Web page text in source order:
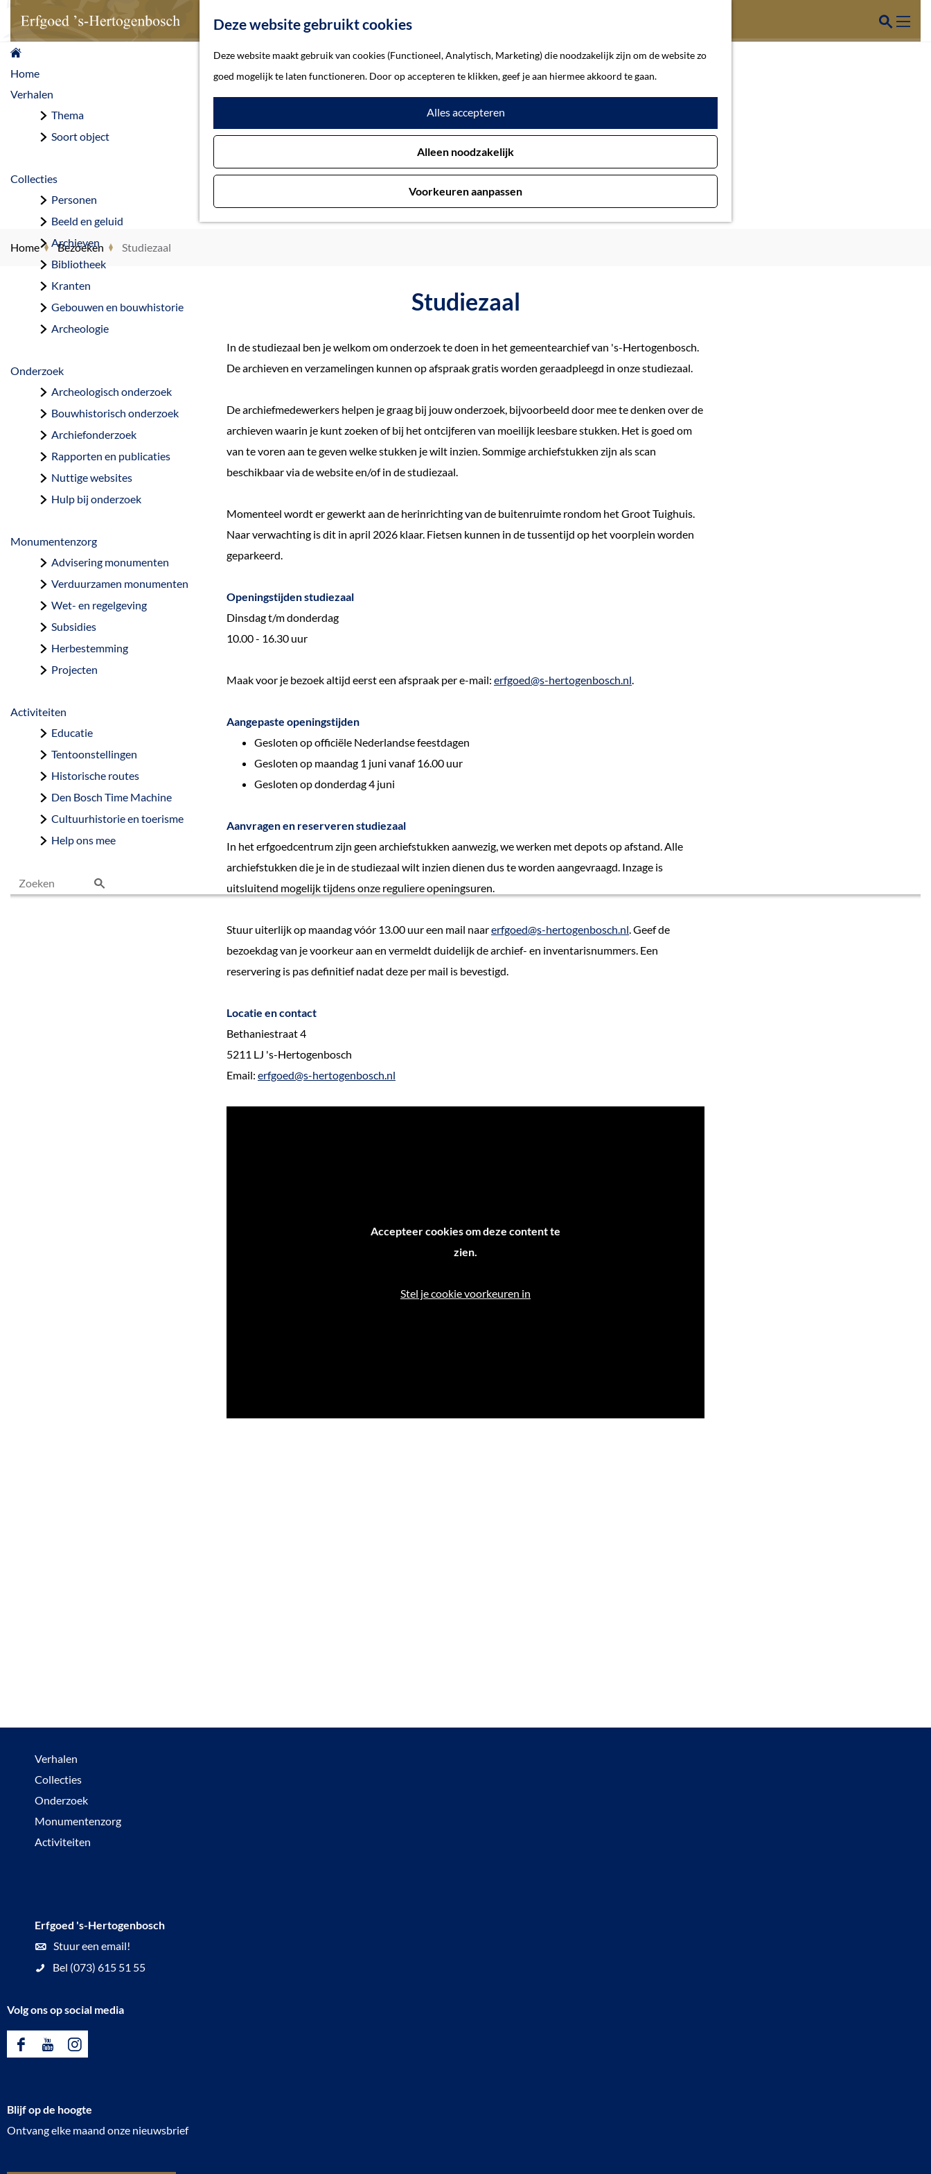
Deze website gebruikt cookies
Deze website maakt gebruik van cookies (Functioneel, Analytisch, Marketing) die noodzakelijk zijn om de website zo
goed mogelijk te laten functioneren. Door op accepteren te klikken, geef je aan hiermee akkoord te gaan.
Alles accepteren
Alleen noodzakelijk
Voorkeuren aanpassen
G
a
n
d
Z
oM
Home
Verhalen
Thema
Soort object
Collecties
Personen
Beeld en geluid
Archieven
Bibliotheek
Kranten
Gebouwen en bouwhistorie
Archeologie
Onderzoek
Archeologisch onderzoek
Bouwhistorisch onderzoek
Archiefonderzoek
Rapporten en publicaties
Nuttige websites
Hulp bij onderzoek
Monumentenzorg
Advisering monumenten
Verduurzamen monumenten
Wet- en regelgeving
Subsidies
Herbestemming
Projecten
Activiteiten
Educatie
Tentoonstellingen
Historische routes
Den Bosch Time Machine
Cultuurhistorie en toerisme
Help ons mee
Home Bezoeken Studiezaal
Studiezaal
In de studiezaal ben je welkom om onderzoek te doen in het gemeentearchief van 's-Hertogenbosch.
De archieven en verzamelingen kunnen op afspraak gratis worden geraadpleegd in onze studiezaal.
De archiefmedewerkers helpen je graag bij jouw onderzoek, bijvoorbeeld door mee te denken over de
archieven waarin je kunt zoeken of bij het ontcijferen van moeilijk leesbare stukken. Het is goed om
van te voren aan te geven welke stukken je wilt inzien. Sommige archiefstukken zijn als scan
beschikbaar via de website en/of in de studiezaal.
Momenteel wordt er gewerkt aan de herinrichting van de buitenruimte rondom het Groot Tuighuis.
Naar verwachting is dit in april 2026 klaar. Fietsen kunnen in de tussentijd op het voorplein worden
geparkeerd.
Openingstijden studiezaal
Dinsdag t/m donderdag
10.00 - 16.30 uur
Maak voor je bezoek altijd eerst een afspraak per e-mail: erfgoed@s-hertogenbosch.nl.
Aangepaste openingstijden
Gesloten op officiële Nederlandse feestdagen
Gesloten op maandag 1 juni vanaf 16.00 uur
Gesloten op donderdag 4 juni
Aanvragen en reserveren studiezaal
In het erfgoedcentrum zijn geen archiefstukken aanwezig, we werken met depots op afstand. Alle
archiefstukken die je in de studiezaal wilt inzien dienen dus te worden aangevraagd. Inzage is
uitsluitend mogelijk tijdens onze reguliere openingsuren.
Stuur uiterlijk op maandag vóór 13.00 uur een mail naarerfgoed@s-hertogenbosch.nl. Geef de
bezoekdag van je voorkeur aan en vermeldt duidelijk de archief- en inventarisnummers. Een
reservering is pas definitief nadat deze per mail is bevestigd.
Locatie en contact
Bethaniestraat 4
5211 LJ 's-Hertogenbosch
Email: erfgoed@s-hertogenbosch.nl
Accepteer cookies om deze content te
zien.
Stel je cookie voorkeuren in
Verhalen
Collecties
Onderzoek
Monumentenzorg
Activiteiten
Erfgoed 's-Hertogenbosch
Stuur een email!
Bel (073) 615 51 55
Volg ons op social media
F
e
b
Y
T
u
I
t
a
Blijf op de hoogte
Ontvang elke maand onze nieuwsbrief